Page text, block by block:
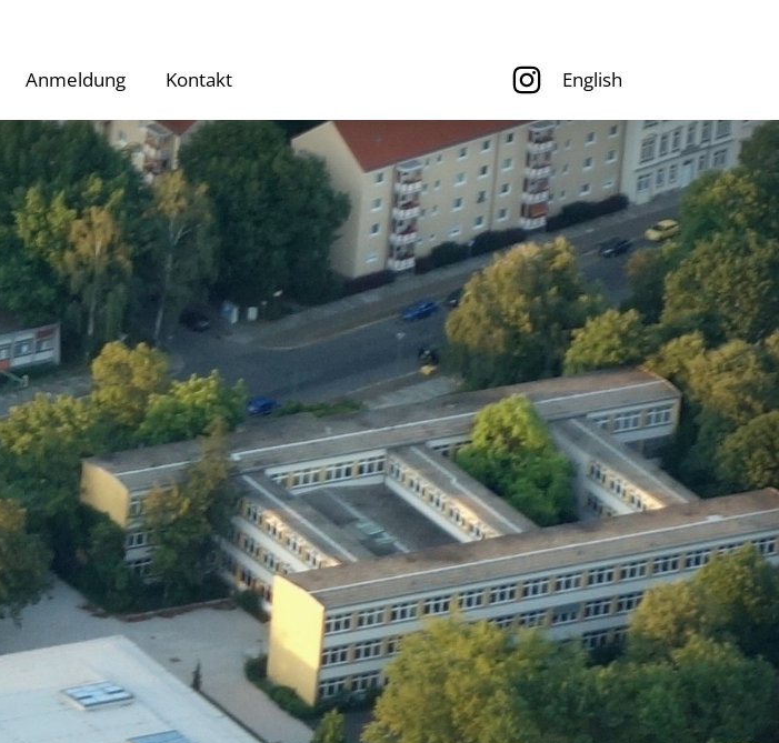
Anmeldung Kontakt English